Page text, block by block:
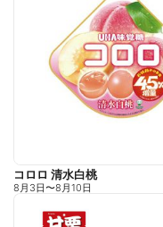
コロロ 清水白桃
8月3日〜8月10日